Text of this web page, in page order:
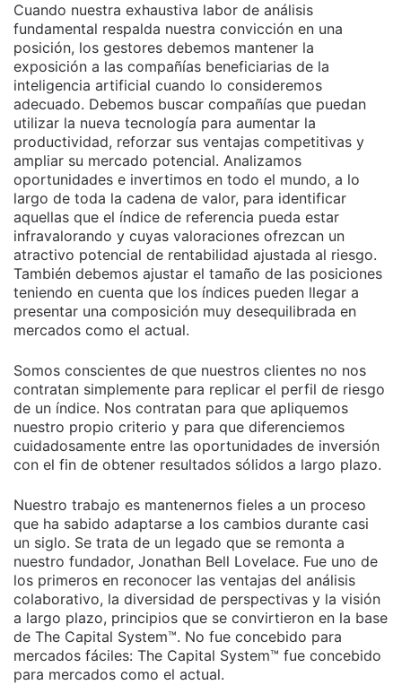
Cuando nuestra exhaustiva labor de análisis
fundamental respalda nuestra convicción en una
posición, los gestores debemos mantener la
exposición a las compañías beneficiarias de la
inteligencia artificial cuando lo consideremos
adecuado. Debemos buscar compañías que puedan
utilizar la nueva tecnología para aumentar la
productividad, reforzar sus ventajas competitivas y
ampliar su mercado potencial. Analizamos
oportunidades e invertimos en todo el mundo, a lo
largo de toda la cadena de valor, para identificar
aquellas que el índice de referencia pueda estar
infravalorando y cuyas valoraciones ofrezcan un
atractivo potencial de rentabilidad ajustada al riesgo.
También debemos ajustar el tamaño de las posiciones
teniendo en cuenta que los índices pueden llegar a
presentar una composición muy desequilibrada en
mercados como el actual.
Somos conscientes de que nuestros clientes no nos
contratan simplemente para replicar el perfil de riesgo
de un índice. Nos contratan para que apliquemos
nuestro propio criterio y para que diferenciemos
cuidadosamente entre las oportunidades de inversión
con el fin de obtener resultados sólidos a largo plazo.
Nuestro trabajo es mantenernos fieles a un proceso
que ha sabido adaptarse a los cambios durante casi
un siglo. Se trata de un legado que se remonta a
nuestro fundador, Jonathan Bell Lovelace. Fue uno de
los primeros en reconocer las ventajas del análisis
colaborativo, la diversidad de perspectivas y la visión
a largo plazo, principios que se convirtieron en la base
de The Capital System™. No fue concebido para
mercados fáciles: The Capital System™ fue concebido
para mercados como el actual.